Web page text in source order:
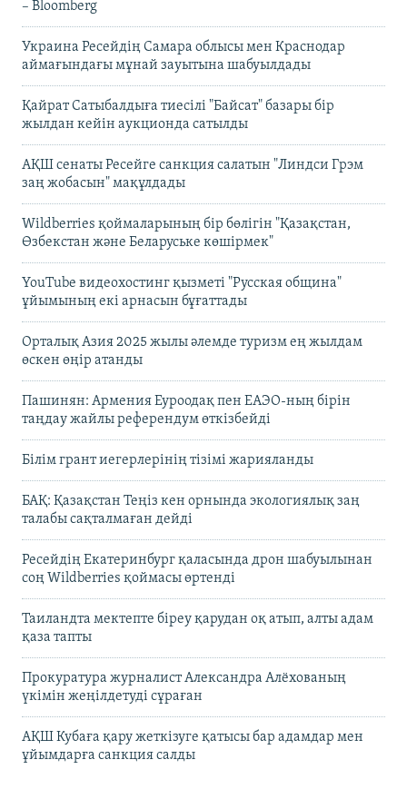
– Bloomberg
Украина Ресейдің Самара облысы мен Краснодар
аймағындағы мұнай зауытына шабуылдады
Қайрат Сатыбалдыға тиесілі "Байсат" базары бір
жылдан кейін аукционда сатылды
АҚШ сенаты Ресейге санкция салатын "Линдси Грэм
заң жобасын" мақұлдады
Wildberries қоймаларының бір бөлігін "Қазақстан,
Өзбекстан және Беларуське көшірмек"
YouTube видеохостинг қызметі "Русская община"
ұйымының екі арнасын бұғаттады
Орталық Азия 2025 жылы әлемде туризм ең жылдам
өскен өңір атанды
Пашинян: Армения Еуроодақ пен ЕАЭО-ның бірін
таңдау жайлы референдум өткізбейді
Білім грант иегерлерінің тізімі жарияланды
БАҚ: Қазақстан Теңіз кен орнында экологиялық заң
талабы сақталмаған дейді
Ресейдің Екатеринбург қаласында дрон шабуылынан
соң Wildberries қоймасы өртенді
Таиландта мектепте біреу қарудан оқ атып, алты адам
қаза тапты
Прокуратура журналист Александра Алёхованың
үкімін жеңілдетуді сұраған
АҚШ Кубаға қару жеткізуге қатысы бар адамдар мен
ұйымдарға санкция салды